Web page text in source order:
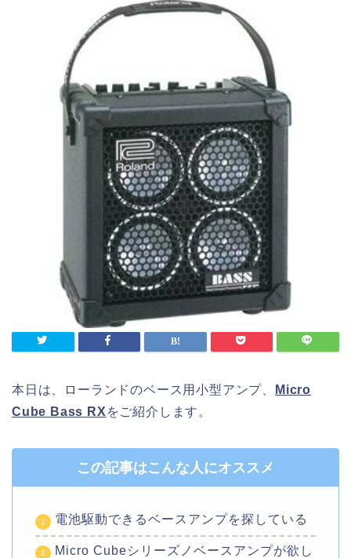
本日は、ローランドのベース用小型アンプ、
Micro
Cube Bass RX をご紹介します。
この記事はこんな人にオススメ
電池駆動できるベースアンプを探している
Micro Cubeシリーズノベースアンプが欲し